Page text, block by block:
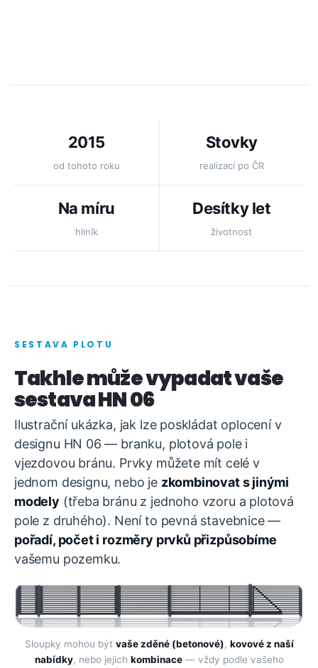
2015
od tohoto roku
Stovky
realizací po ČR
Na míru
hliník
Desítky let
životnost
SESTAVA PLOTU
Takhle může vypadat vaše
sestava HN 06
Ilustrační ukázka, jak lze poskládat oplocení v
designu HN 06 — branku, plotová pole i
vjezdovou bránu. Prvky můžete mít celé v
jednom designu, nebo je zkombinovat s jinými
modely (třeba bránu z jednoho vzoru a plotová
pole z druhého). Není to pevná stavebnice —
pořadí, počet i rozměry prvků přizpůsobíme
vašemu pozemku.
Sloupky mohou být vaše zděné (betonové), kovové z naší
nabídky, nebo jejich kombinace— vždy podle vašeho